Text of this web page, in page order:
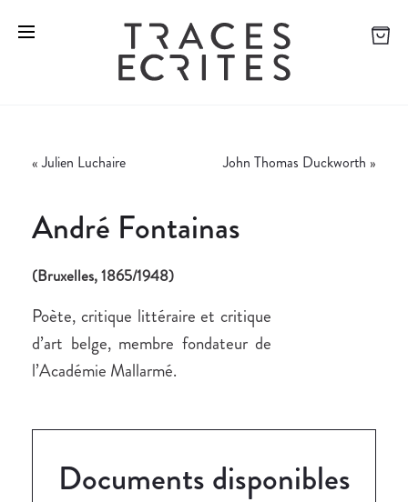
«Julien Luchaire John Thomas Duckworth »
André Fontainas
(Bruxelles, 1865/1948)
Poète, critique littéraire et critique
d’art belge, membre fondateur de
l’Académie Mallarmé.
Documents disponibles